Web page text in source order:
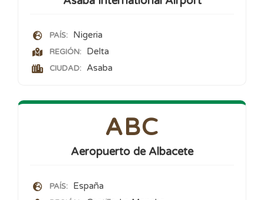
PAÍS: Nigeria
REGIÓN: Delta
CIUDAD: Asaba
ABC
Aeropuerto de Albacete
PAÍS: España